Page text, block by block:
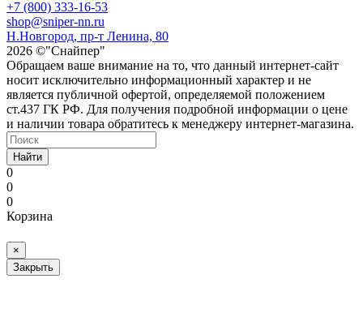
+7 (800) 333-16-53
shop@sniper-nn.ru
Н.Новгород, пр-т Ленина, 80
2026 ©"Снайпер"
Обращаем ваше внимание на то, что данный интернет-сайт
носит исключительно информационный характер и не
является публичной офертой, определяемой положением
ст.437 ГК РФ. Для получения подробной информации о цене
и наличии товара обратитесь к менеджеру интернет-магазина.
Найти
0
0
0
Корзина
×
Закрыть